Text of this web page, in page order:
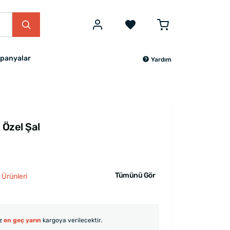
Yardım
Şal
Ürünleri Tümünü Gör
en geç yarın kargoya verilecektir.